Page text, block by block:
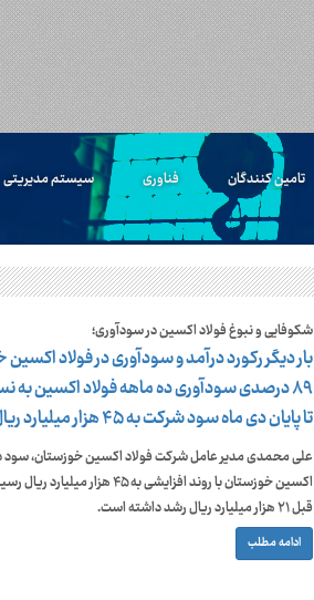
تامین کنندگان فناوری سیستم مدیریتی
شکوفایی و نبوغ فولاد اکسین در سودآوری؛
بار دیگر رکورد درآمد و سودآوری در فولاد
۸۹ درصدی سودآوری ده ماهه فولاد اکسین
تا پایان دی ماه سود شرکت به ۴۵ هزار میلیارد ریال رسید
علی محمدی مدیر عامل شرکت فولاد اکسین خوزستان، سود
اکسین خوزستان با روند افزایشی به
قبل ۲۱ هزار میلیارد ریال رشد داشته است.
ادامه مطلب